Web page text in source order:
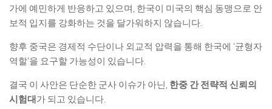
가에 예민하게 반응하고 있으며, 한국이 미국의 핵심 동맹으로 안
보적 입지를 강화하는 것을 달가워하지 않습니다.
향후 중국은 경제적 수단이나 외교적 압력을 통해 한국에 ‘균형자
역할’을 요구할 가능성이 있습니다.
결국 이 사안은 단순한 군사 이슈가 아닌, 한중 간 전략적 신뢰의
시험대 가 되고 있습니다.